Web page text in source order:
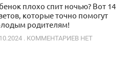
плохо спит ночью? Вот 14
которые точно помогут
родителям!
КОММЕНТАРИЕВ НЕТ